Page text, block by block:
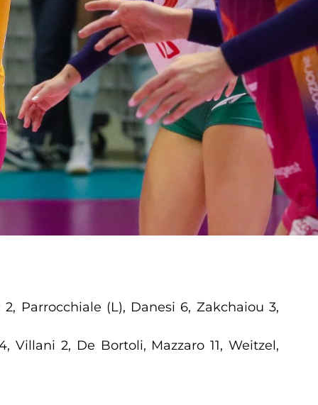
Parrocchiale (L), Danesi 6, Zakchaiou 3,
Villani 2, De Bortoli, Mazzaro 11, Weitzel,